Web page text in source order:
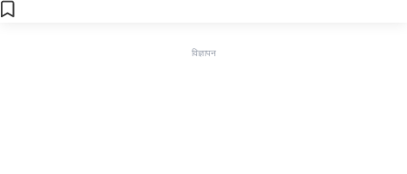
विज्ञापन